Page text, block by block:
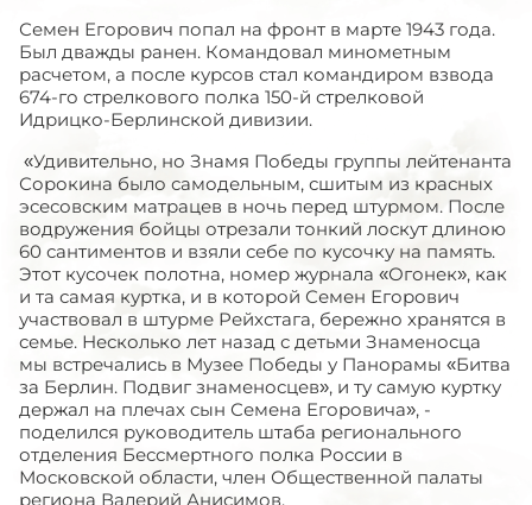
Семен Егорович попал на фронт в марте 1943 года.
Был дважды ранен. Командовал минометным
расчетом, а после курсов стал командиром взвода
674-го стрелкового полка 150-й стрелковой
Идрицко-Берлинской дивизии.
«Удивительно, но Знамя Победы группы лейтенанта
Сорокина было самодельным, сшитым из красных
эсесовским матрацев в ночь перед штурмом. После
водружения бойцы отрезали тонкий лоскут длиною
60 сантиментов и взяли себе по кусочку на память.
Этот кусочек полотна, номер журнала «Огонек», как
и та самая куртка, и в которой Семен Егорович
участвовал в штурме Рейхстага, бережно хранятся в
семье. Несколько лет назад с детьми Знаменосца
мы встречались в Музее Победы у Панорамы «Битва
за Берлин. Подвиг знаменосцев», и ту самую куртку
держал на плечах сын Семена Егоровича», -
поделился руководитель штаба регионального
отделения Бессмертного полка России в
Московской области, член Общественной палаты
региона Валерий Анисимов.